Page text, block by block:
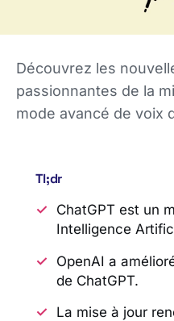
Découvrez les
passionnantes de la
mode avancé de voix
Tl;dr
ChatGPT est un
Intelligence
OpenAI a
de ChatGPT.
La mise à jour